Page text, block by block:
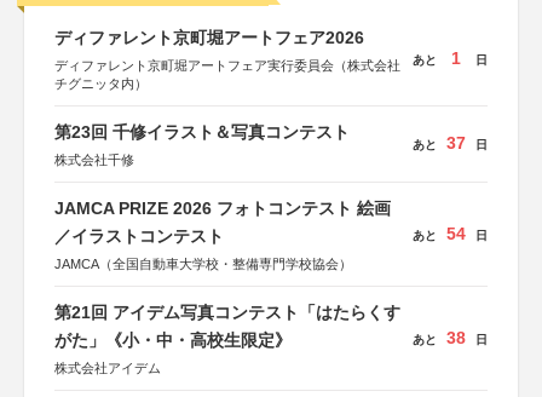
ディファレント京町堀アートフェア2026
ディファレント京町堀アートフェア実行委員会（株式会社
チグニッタ内）
あと 1 日
第23回 千修イラスト＆写真コンテスト
株式会社千修
あと 37 日
JAMCA PRIZE 2026 フォトコンテスト 絵画
／イラストコンテスト
JAMCA（全国自動車大学校・整備専門学校協会）
あと 54 日
第21回 アイデム写真コンテスト「はたらくす
がた」《小・中・高校生限定》
株式会社アイデム
あと 38 日